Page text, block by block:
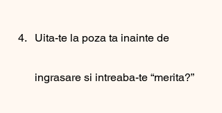
Uita-te la poza ta inainte de
ingrasare si intreaba-te “merita?”